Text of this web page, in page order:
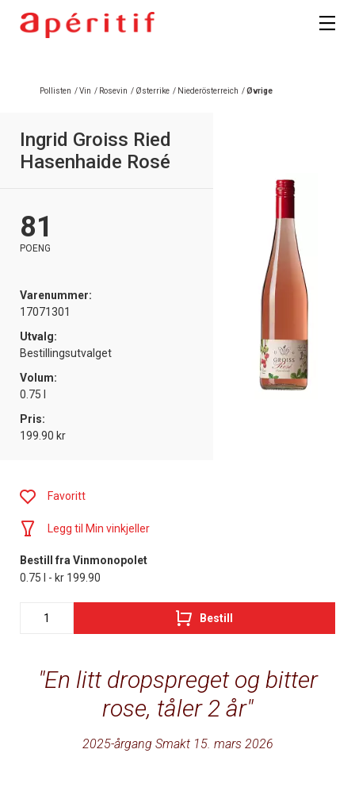
Pollisten /Vin / Rosevin / Østerrike / Niederösterreich /Øvrige
Ingrid Groiss Ried
Hasenhaide Rosé
81
POENG
Varenummer:
17071301
Utvalg:
Bestillingsutvalget
Volum:
0.75 l
Pris:
199.90 kr
En litt dropspreget og bitter
rose, tåler 2 år
2025-årgang Smakt 15. mars 2026
Favoritt
Legg til Min vinkjeller
Bestill fra Vinmonopolet
0.75 l - kr 199.90
Bestill